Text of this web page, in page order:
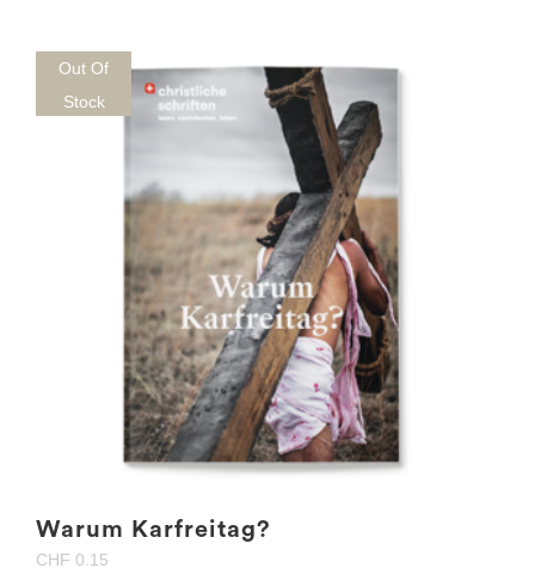
Out Of
Stock
Warum Karfreitag?
CHF 0.15